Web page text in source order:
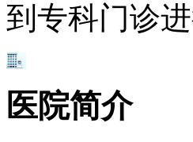
到专科门诊
医院简介